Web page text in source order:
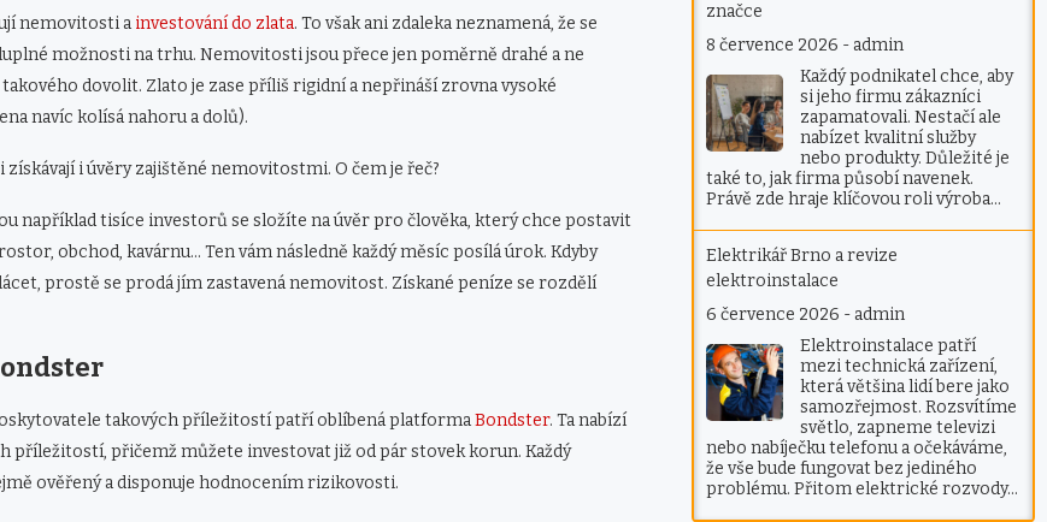
nemovitosti a investování do zlata. To však ani zdaleka neznamená, že se
možnosti na trhu. Nemovitosti jsou přece jen poměrně drahé a ne
dovolit. Zlato je zase příliš rigidní a nepřináší zrovna vysoké
navíc kolísá nahoru a dolů).
i úvěry zajištěné nemovitostmi. O čem je řeč?
například tisíce investorů se složíte na úvěr pro člověka, který chce postavit
obchod, kavárnu… Ten vám následně každý měsíc posílá úrok. Kdyby
prostě se prodá jím zastavená nemovitost. Získané peníze se rozdělí
takových příležitostí patří oblíbená platformaBondster. Ta nabízí
příležitostí, přičemž můžete investovat již od pár stovek korun. Každý
ověřený a disponuje hodnocením rizikovosti.
značce
8 července 2026 - admin
Každý podnikatel chce, aby
si jeho firmu zákazníci
zapamatovali. Nestačí ale
nabízet kvalitní služby
nebo produkty. Důležité je
také to, jak firma působí navenek.
Právě zde hraje klíčovou roli výroba…
Elektrikář Brno a revize
elektroinstalace
6 července 2026 - admin
Elektroinstalace patří
mezi technická zařízení,
která většina lidí bere jako
samozřejmost. Rozsvítíme
světlo, zapneme televizi
nebo nabíječku telefonu a očekáváme,
že vše bude fungovat bez jediného
problému. Přitom elektrické rozvody…